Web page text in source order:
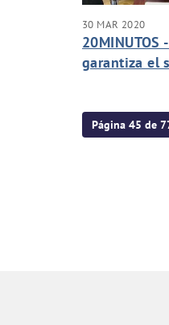
30 MAR 2020
20MINUTOS
garantiza el
Página 45 de